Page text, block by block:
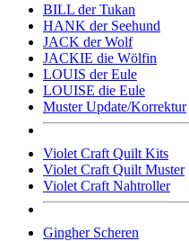
BILL der Tukan
HANK der Seehund
JACK der Wolf
JACKIE die Wölfin
LOUIS der Eule
LOUISE die Eule
Muster Update/Korrektur
Violet Craft Quilt Kits
Violet Craft Quilt Muster
Violet Craft Nahtroller
Gingher Scheren